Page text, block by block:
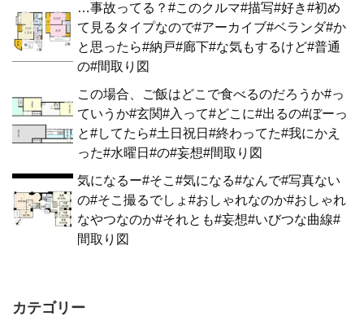
…事故ってる？#このクルマ#描写#好き#初め
て見るタイプなので#アーカイブ#ベランダ#か
と思ったら#納戸#廊下#な気もするけど#普通
の#間取り図
この場合、ご飯はどこで食べるのだろうか#っ
ていうか#玄関#入って#どこに#出るの#ぼーっ
と#してたら#土日祝日#終わってた#我にかえ
った#水曜日#の#妄想#間取り図
気になるー#そこ#気になる#なんで#写真ない
の#そこ撮るでしょ#おしゃれなのか#おしゃれ
なやつなのか#それとも#妄想#いびつな曲線#
間取り図
カテゴリー